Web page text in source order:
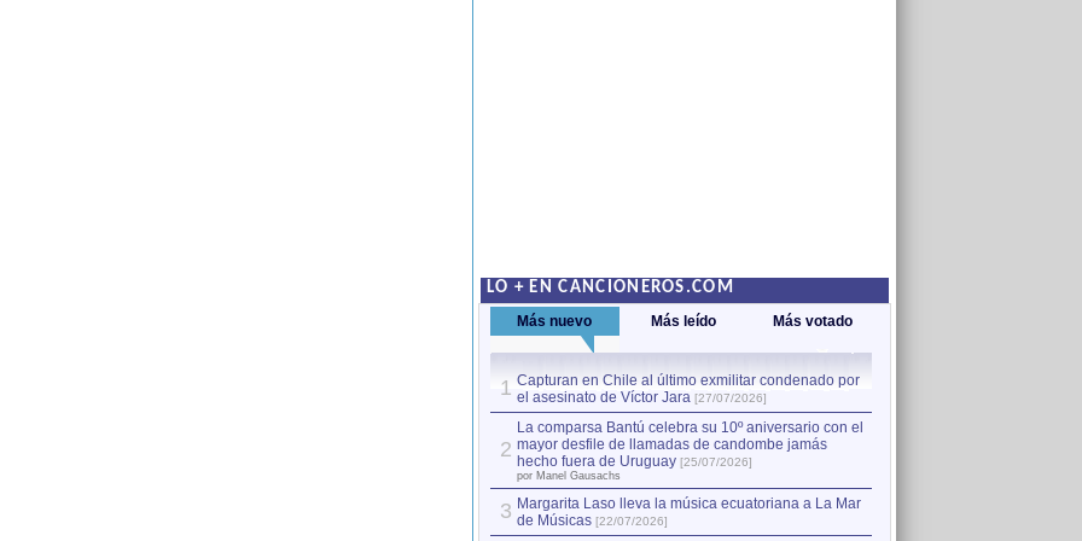
LO + EN CANCIONEROS.COM
Más nuevo Más leído Más votado
1 Capturan en Chile al último exmilitar condenado por
el asesinato de Víctor Jara [27/07/2026]
2
La comparsa Bantú celebra su 10º aniversario con el
mayor desfile de llamadas de candombe jamás
hecho fuera de Uruguay [25/07/2026]
por Manel Gausachs
3 Margarita Laso lleva la música ecuatoriana a La Mar
de Músicas [22/07/2026]